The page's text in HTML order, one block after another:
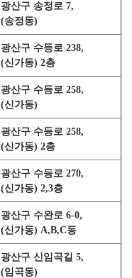
광산구 송정로 7,
(송정동)
광산구 수등로 238,
(신가동) 2층
광산구 수등로 258,
(신가동)
광산구 수등로 258,
(신가동) 2층
광산구 수등로 270,
(신가동) 2,3층
광산구 수완로 6-0,
(신가동) A,B,C동
광산구 신임곡길 5,
(임곡동)